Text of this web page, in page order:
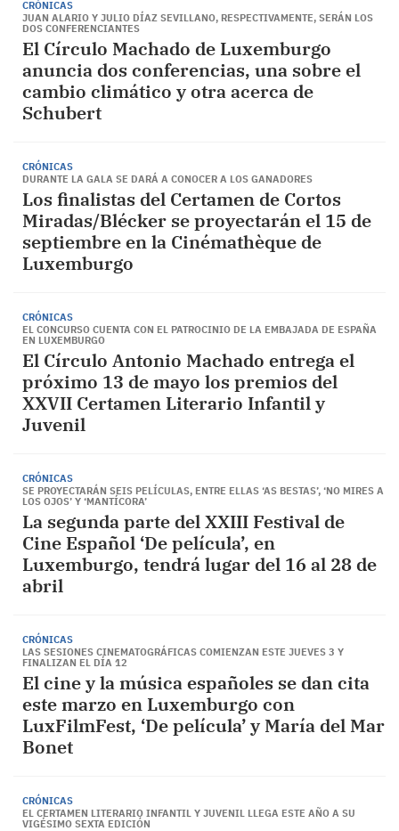
CRÓNICAS
JUAN ALARIO Y JULIO DÍAZ SEVILLANO, RESPECTIVAMENTE, SERÁN LOS
DOS CONFERENCIANTES
El Círculo Machado de Luxemburgo
anuncia dos conferencias, una sobre el
cambio climático y otra acerca de
Schubert
CRÓNICAS
DURANTE LA GALA SE DARÁ A CONOCER A LOS GANADORES
Los finalistas del Certamen de Cortos
Miradas/Blécker se proyectarán el 15 de
septiembre en la Cinémathèque de
Luxemburgo
CRÓNICAS
EL CONCURSO CUENTA CON EL PATROCINIO DE LA EMBAJADA DE ESPAÑA
EN LUXEMBURGO
El Círculo Antonio Machado entrega el
próximo 13 de mayo los premios del
XXVII Certamen Literario Infantil y
Juvenil
CRÓNICAS
SE PROYECTARÁN SEIS PELÍCULAS, ENTRE ELLAS ‘AS BESTAS’, ‘NO MIRES A
LOS OJOS’ Y ‘MANTÍCORA’
La segunda parte del XXIII Festival de
Cine Español ‘De película’, en
Luxemburgo, tendrá lugar del 16 al 28 de
abril
CRÓNICAS
LAS SESIONES CINEMATOGRÁFICAS COMIENZAN ESTE JUEVES 3 Y
FINALIZAN EL DÍA 12
El cine y la música españoles se dan cita
este marzo en Luxemburgo con
LuxFilmFest, ‘De película’ y María del Mar
Bonet
CRÓNICAS
EL CERTAMEN LITERARIO INFANTIL Y JUVENIL LLEGA ESTE AÑO A SU
VIGÉSIMO SEXTA EDICIÓN